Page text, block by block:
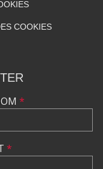
COOKIES
*
*